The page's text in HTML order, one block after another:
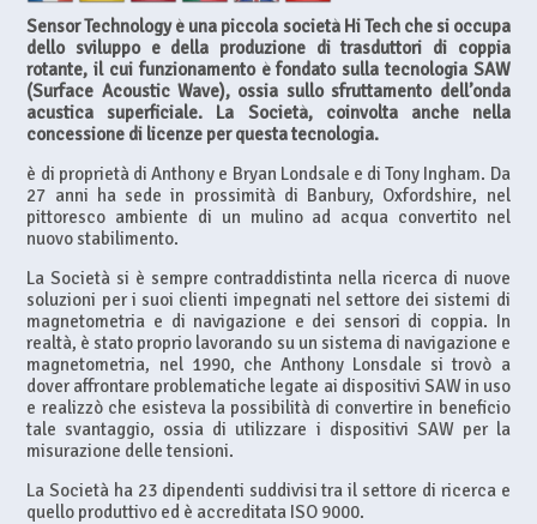
Sensor Technology è una piccola società Hi Tech che si occupa
dello sviluppo e della produzione di trasduttori di coppia
rotante, il cui funzionamento è fondato sulla tecnologia SAW
(Surface Acoustic Wave), ossia sullo sfruttamento dell’onda
acustica superficiale. La Società, coinvolta anche nella
concessione di licenze per questa tecnologia.
è di proprietà di Anthony e Bryan Londsale e di Tony Ingham. Da
27 anni ha sede in prossimità di Banbury, Oxfordshire, nel
pittoresco ambiente di un mulino ad acqua convertito nel
nuovo stabilimento.
La Società si è sempre contraddistinta nella ricerca di nuove
soluzioni per i suoi clienti impegnati nel settore dei sistemi di
magnetometria e di navigazione e dei sensori di coppia. In
realtà, è stato proprio lavorando su un sistema di navigazione e
magnetometria, nel 1990, che Anthony Lonsdale si trovò a
dover affrontare problematiche legate ai dispositivi SAW in uso
e realizzò che esisteva la possibilità di convertire in beneficio
tale svantaggio, ossia di utilizzare i dispositivi SAW per la
misurazione delle tensioni.
La Società ha 23 dipendenti suddivisi tra il settore di ricerca e
quello produttivo ed è accreditata ISO 9000.